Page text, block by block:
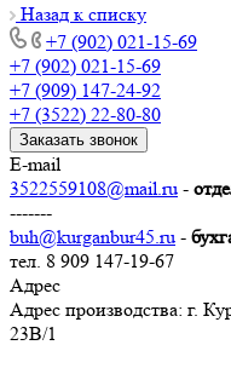
Назад к списку
+7 (902) 021-15-69
+7 (902) 021-15-69
+7 (909) 147-24-92
+7 (3522) 22-80-80
Заказать звонок
E-mail
3522559108@mail.ru -
-------
buh@kurganbur45.ru -
тел. 8 909 147-19-67
Адрес
Адрес производства: г.
23В/1